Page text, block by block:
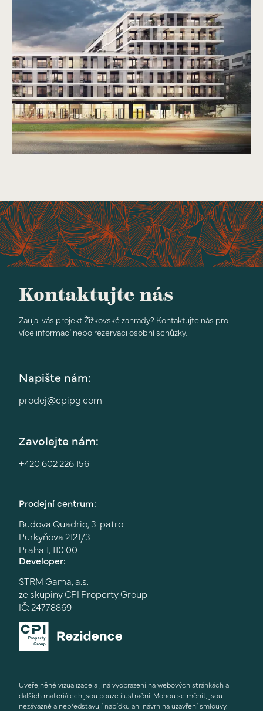
Kontaktujte nás
Zaujal vás projekt Žižkovské zahrady? Kontaktujte nás pro
více informací nebo rezervaci osobní schůzky.
Napište nám:
prodej@cpipg.com
Zavolejte nám:
+420 602 226 156
Prodejní centrum:
Budova Quadrio, 3. patro
Purkyňova 2121/3
Praha 1, 110 00
Developer:
STRM Gama, a.s.
ze skupiny CPI Property Group
IČ: 24778869
Uveřejněné vizualizace a jiná vyobrazení na webových stránkách a
dalších materiálech jsou pouze ilustrační. Mohou se měnit, jsou
nezávazné a nepředstavují nabídku ani návrh na uzavření smlouvy.